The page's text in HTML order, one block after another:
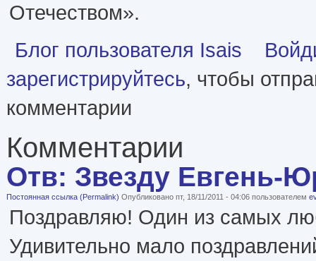
Отечеством».
Блог пользователя Isais
зарегистрируйтесь, чтобы
комментарии
Комментарии
Отв: Звезду Евгень-
Постоянная ссылка (Permalink) Опубликовано пт, 18/11/2011 - 04:06 пользователем
Поздравляю! Один из самых
Удивительно мало